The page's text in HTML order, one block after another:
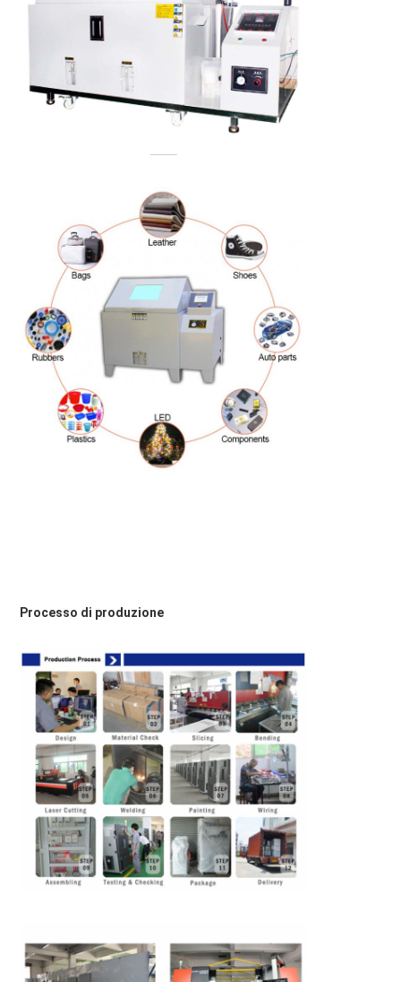
Processo di produzione